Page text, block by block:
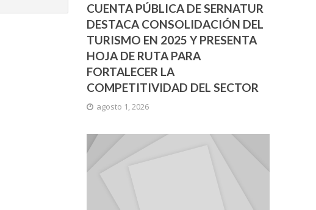
CUENTA PÚBLICA DE SERNATUR
DESTACA CONSOLIDACIÓN DEL
TURISMO EN 2025 Y PRESENTA
HOJA DE RUTA PARA
FORTALECER LA
COMPETITIVIDAD DEL SECTOR
agosto 1, 2026